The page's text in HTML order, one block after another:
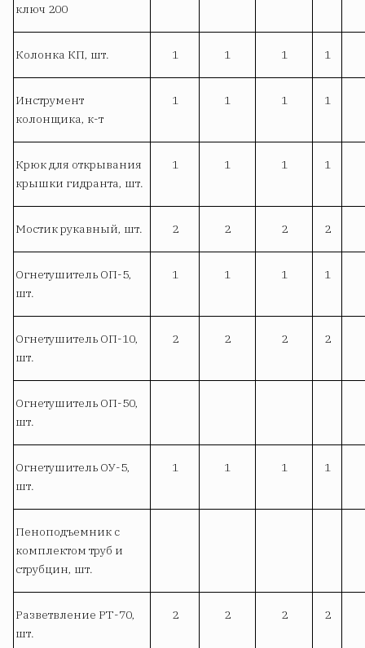
ключ 200
Колонка КП, шт. 1 1 1 1
Инструмент
колонщика, к-т
1 1 1 1
Крюк для открывания
крышки гидранта, шт.
1 1 1 1
Мостик рукавный, шт. 2 2 2 2
Огнетушитель ОП-5,
шт.
1 1 1 1
Огнетушитель ОП-10,
шт.
2 2 2 2
Огнетушитель ОП-50,
шт.
Огнетушитель ОУ-5,
шт.
1 1 1 1
Пеноподъемник с
комплектом труб и
струбцин, шт.
Разветвление РТ-70,
шт.
2 2 2 2